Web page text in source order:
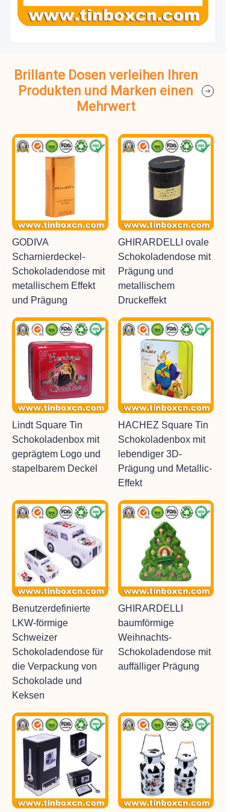
Brillante Dosen verleihen Ihren
Produkten und Marken einen
Mehrwert
GODIVA
Scharnierdeckel-
Schokoladendose mit
metallischem Effekt
und Prägung
GHIRARDELLI ovale
Schokoladendose mit
Prägung und
metallischem
Druckeffekt
Lindt Square Tin
Schokoladenbox mit
geprägtem Logo und
stapelbarem Deckel
HACHEZ Square Tin
Schokoladenbox mit
lebendiger 3D-
Prägung und Metallic-
Effekt
Benutzerdefinierte
LKW-förmige
Schweizer
Schokoladendose für
die Verpackung von
Schokolade und
Keksen
GHIRARDELLI
baumförmige
Weihnachts-
Schokoladendose mit
auffälliger Prägung